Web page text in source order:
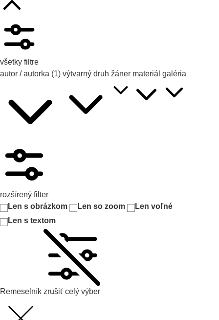
všetky filtre
autor / autorka (1) výtvarný druh žáner materiál galéria
rozšírený filter
Len s obrázkom
Len so zoom
Len voľné
Len s textom
Remeselník zrušiť celý výber